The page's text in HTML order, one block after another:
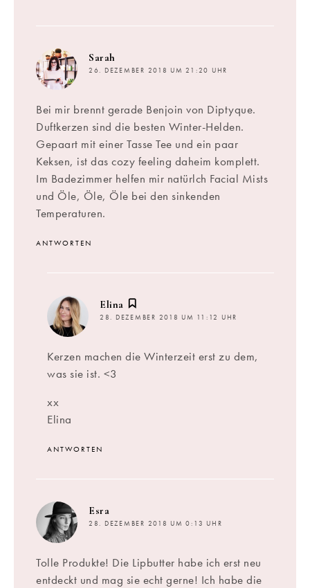
Sarah
26. DEZEMBER 2018 UM 21:20 UHR
Bei mir brennt gerade Benjoin von Diptyque.
Duftkerzen sind die besten Winter-Helden.
Gepaart mit einer Tasse Tee und ein paar
Keksen, ist das cozy feeling daheim komplett.
Im Badezimmer helfen mir natürlch Facial Mists
und Öle, Öle, Öle bei den sinkenden
Temperaturen.
ANTWORTEN
Elina
28. DEZEMBER 2018 UM 11:12 UHR
Kerzen machen die Winterzeit erst zu dem,
was sie ist. <3
xx
Elina
ANTWORTEN
Esra
28. DEZEMBER 2018 UM 0:13 UHR
Tolle Produkte! Die Lipbutter habe ich erst neu
entdeckt und mag sie echt gerne! Ich habe die